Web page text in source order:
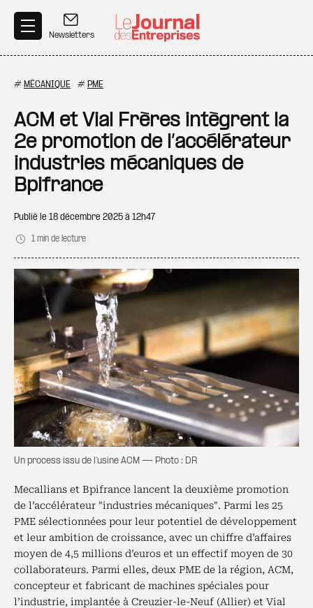
Newsletters
# MÉCANIQUE # PME
ACM et Vial Frères intègrent la
2e promotion de l’accélérateur
industries mécaniques de
Bpifrance
Publié le 18 décembre 2025 à 12h47
1 min de lecture
Un process issu de l’usine ACM — Photo : DR
Mecallians et Bpifrance lancent la deuxième promotion
de l’accélérateur "industries mécaniques". Parmi les 25
PME sélectionnées pour leur potentiel de développement
et leur ambition de croissance, avec un chiffre d’affaires
moyen de 4,5 millions d’euros et un effectif moyen de 30
collaborateurs. Parmi elles, deux PME de la région, ACM,
concepteur et fabricant de machines spéciales pour
l’industrie, implantée à Creuzier-le-Neuf (Allier) et Vial